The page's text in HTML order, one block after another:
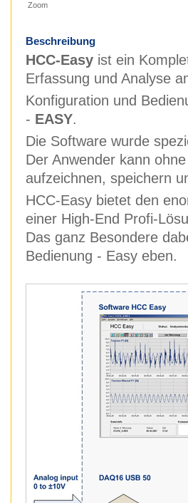
Zoom
Beschreibung
HCC-Easy ist ein
Erfassung und Analyse
Konfiguration und
- EASY.
Die Software wurde
Der Anwender kann
aufzeichnen, speichern
HCC-Easy bietet den
einer High-End Profi-
Das ganz Besondere
Bedienung - Easy eben.